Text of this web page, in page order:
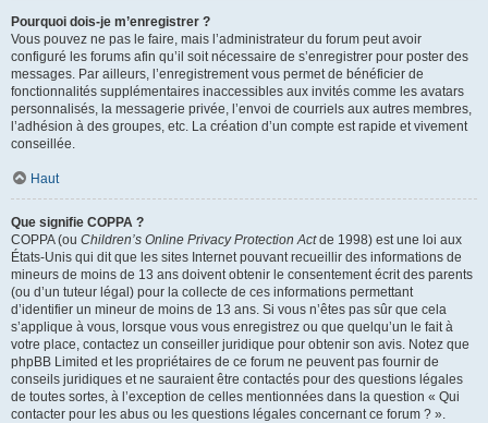
Pourquoi dois-je m’enregistrer ?
Vous pouvez ne pas le faire, mais l’administrateur du forum peut avoir
configuré les forums afin qu’il soit nécessaire de s’enregistrer pour poster des
messages. Par ailleurs, l’enregistrement vous permet de bénéficier de
fonctionnalités supplémentaires inaccessibles aux invités comme les avatars
personnalisés, la messagerie privée, l’envoi de courriels aux autres membres,
l’adhésion à des groupes, etc. La création d’un compte est rapide et vivement
conseillée.
Haut
Que signifie COPPA ?
COPPA (ou Children’s Online Privacy Protection Actde 1998) est une loi aux
États-Unis qui dit que les sites Internet pouvant recueillir des informations de
mineurs de moins de 13 ans doivent obtenir le consentement écrit des parents
(ou d’un tuteur légal) pour la collecte de ces informations permettant
d’identifier un mineur de moins de 13 ans. Si vous n’êtes pas sûr que cela
s’applique à vous, lorsque vous vous enregistrez ou que quelqu’un le fait à
votre place, contactez un conseiller juridique pour obtenir son avis. Notez que
phpBB Limited et les propriétaires de ce forum ne peuvent pas fournir de
conseils juridiques et ne sauraient être contactés pour des questions légales
de toutes sortes, à l’exception de celles mentionnées dans la question « Qui
contacter pour les abus ou les questions légales concernant ce forum ? ».